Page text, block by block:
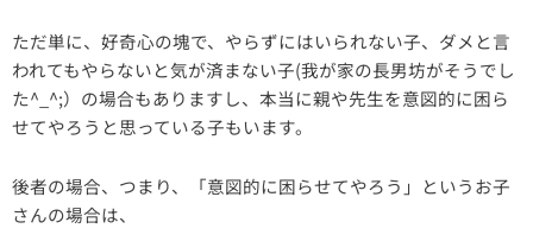
ただ単に、好奇心の塊で、やらずにはいられない子、ダメと言
われてもやらないと気が済まない子(我が家の長男坊がそうでし
た^_^;）の場合もありますし、本当に親や先生を意図的に困ら
せてやろうと思っている子もいます。
後者の場合、つまり、「意図的に困らせてやろう」というお子
さんの場合は、